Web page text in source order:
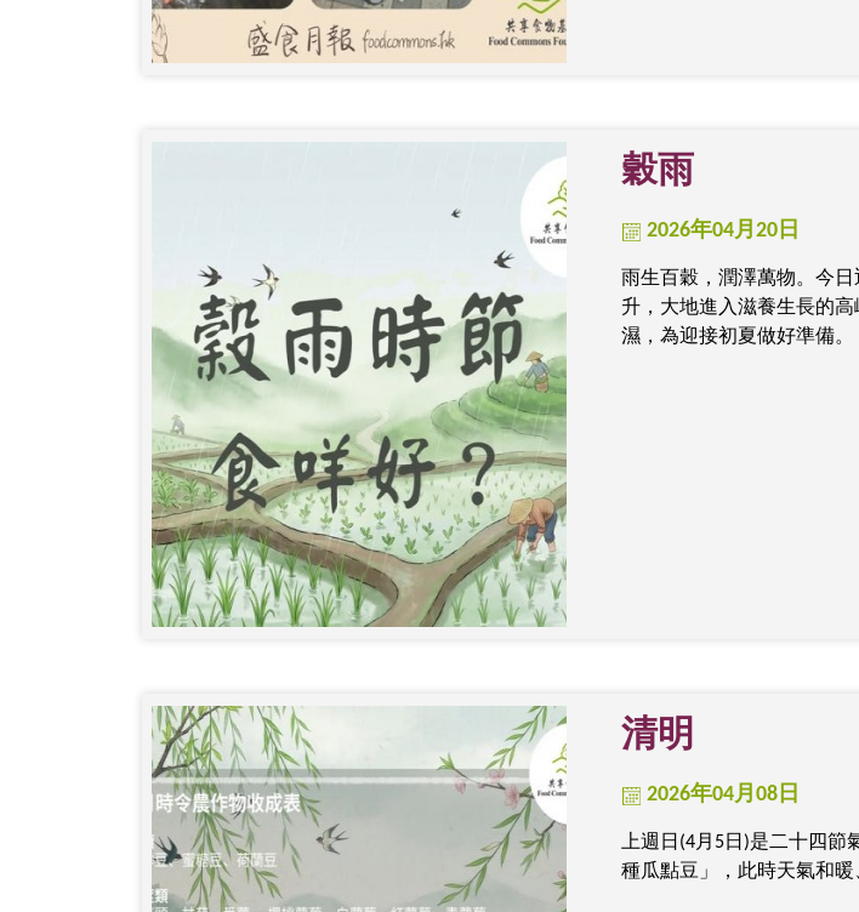
穀雨
2026年04月20日
雨生百穀，潤澤萬物。今日
升，大地進入滋養生長的
濕，為迎接初夏做好準備。
清明
2026年04月08日
上週日(4月5日)是二十四節
種瓜點豆」，此時天氣和